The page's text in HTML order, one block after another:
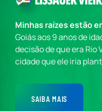
Minhas raízes estão
Goiás aos 9 anos de
decisão de que era Rio
cidade que ele iria
SAIBA MAIS